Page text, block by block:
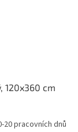
120x360 cm
20 pracovních dnů